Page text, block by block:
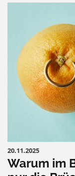
20.11.2025
Warum im